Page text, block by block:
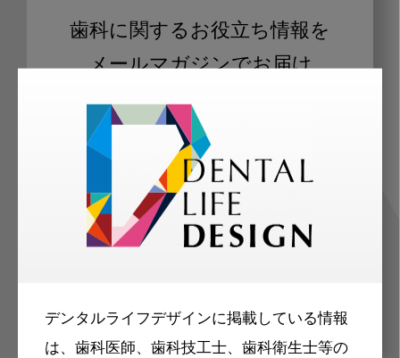
デンタルライフデザインに掲載している情報
は、歯科医師、歯科技工士、歯科衛生士等の
歯科に関するお役立ち情報を
メールマガジンでお届け
ご登録いただいた職種（歯科医師、歯
科衛生士、歯科技工士）に合わせた内
容のメールマガジンをお届けします。